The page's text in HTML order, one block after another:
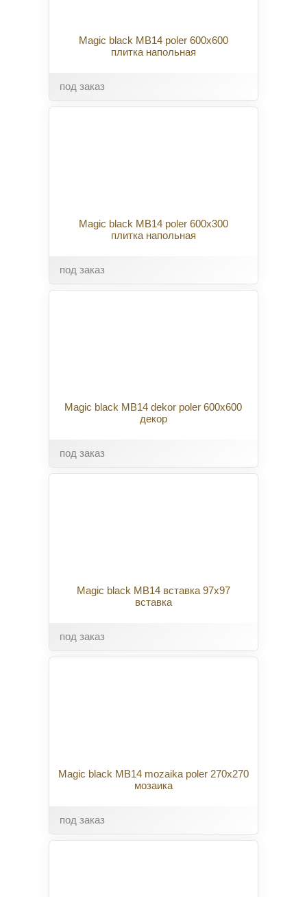
Magic black MB14 poler 600x600
плитка напольная
под заказ
Magic black MB14 poler 600x300
плитка напольная
под заказ
Magic black MB14 dekor poler 600x600
декор
под заказ
Magic black MB14 вставка 97x97
вставка
под заказ
Magic black MB14 mozaika poler 270x270
мозаика
под заказ